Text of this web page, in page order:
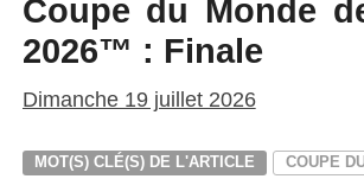
Coupe du Monde
2026™ : Finale
Dimanche 19 juillet 2026
MOT(S) CLÉ(S) DE L'ARTICLE
COUPE